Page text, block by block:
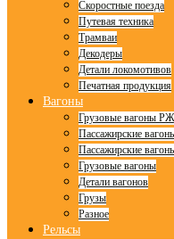
Скоростные поезда
Путевая техника
Трамваи
Декодеры
Детали локомотивов
Печатная продукция
Вагоны
Грузовые вагоны
Пассажирские
Пассажирские
Грузовые вагоны
Детали вагонов
Грузы
Разное
Рельсы